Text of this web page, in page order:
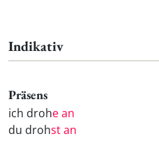
Indikativ
Präsens
ich drohe an
du drohst an